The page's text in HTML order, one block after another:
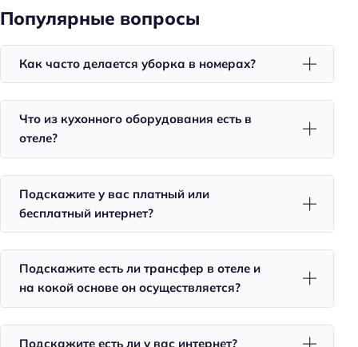
Номера для некурящих
Тапочки
Телевизор в номере
Утюг
Холодильник
Уборка
Красота и здоровье
Салон красоты
Для семей
Детские кроватки/люльки
Пляжный отдых
Популярные вопросы
Как часто делается уборка в номерах?
Что из кухонного оборудования есть в
отеле?
Подскажите у вас платный или
бесплатный интернет?
Подскажите есть ли трансфер в отеле и
на кокой основе он осуществляется?
Подскажите есть ли у вас интернет?